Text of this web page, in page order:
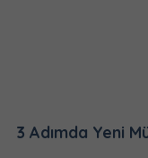
3 Adımda Yeni